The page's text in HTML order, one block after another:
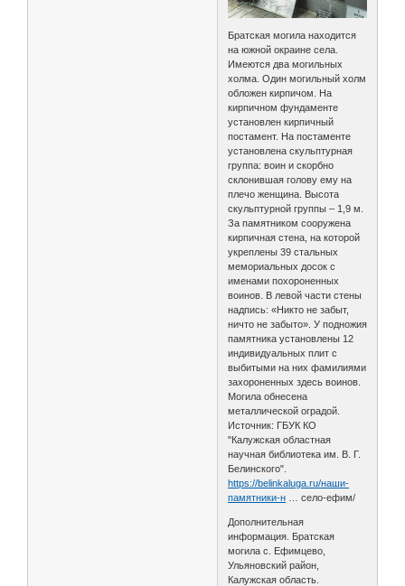
Братская могила находится
на южной окраине села.
Имеются два могильных
холма. Один могильный холм
обложен кирпичом. На
кирпичном фундаменте
установлен кирпичный
постамент. На постаменте
установлена скульптурная
группа: воин и скорбно
склонившая голову ему на
плечо женщина. Высота
скульптурной группы – 1,9 м.
За памятником сооружена
кирпичная стена, на которой
укреплены 39 стальных
мемориальных досок с
именами похороненных
воинов. В левой части стены
надпись: «Никто не забыт,
ничто не забыто». У подножия
памятника установлены 12
индивидуальных плит с
выбитыми на них фамилиями
захороненных здесь воинов.
Могила обнесена
металлической оградой.
Источник: ГБУК КО
"Калужская областная
научная библиотека им. В. Г.
Белинского".
https://belinkaluga.ru/наши-
памятники-н … село-ефим/
Дополнительная
информация. Братская
могила с. Ефимцево,
Ульяновский район,
Калужская область.